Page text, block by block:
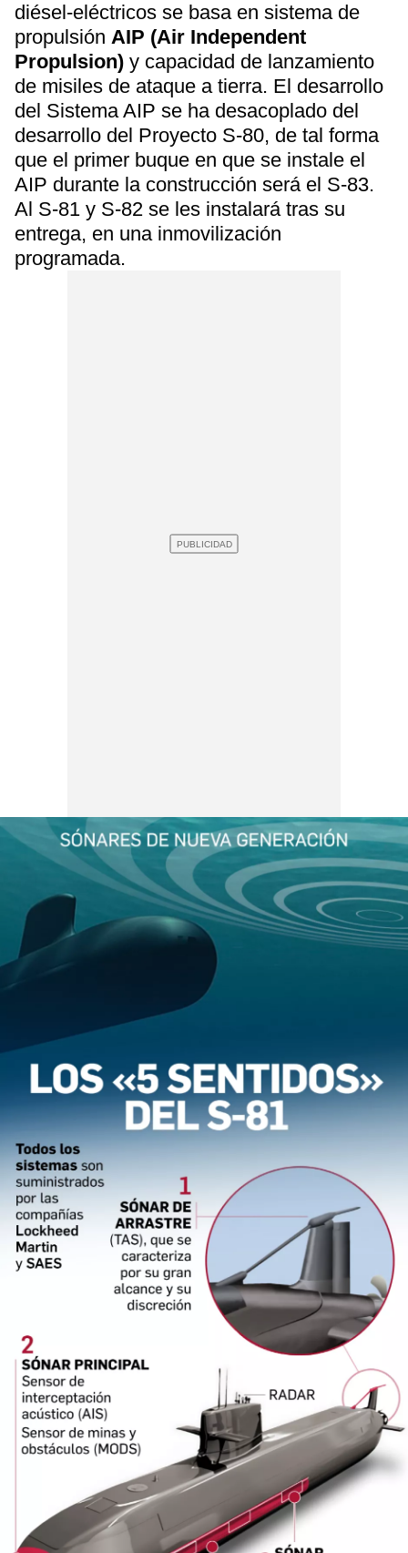
diésel-eléctricos se basa en sistema de
propulsión AIP (Air Independent
Propulsion) y capacidad de lanzamiento
de misiles de ataque a tierra. El desarrollo
del Sistema AIP se ha desacoplado del
desarrollo del Proyecto S-80, de tal forma
que el primer buque en que se instale el
AIP durante la construcción será el S-83.
Al S-81 y S-82 se les instalará tras su
entrega, en una inmovilización
programada.